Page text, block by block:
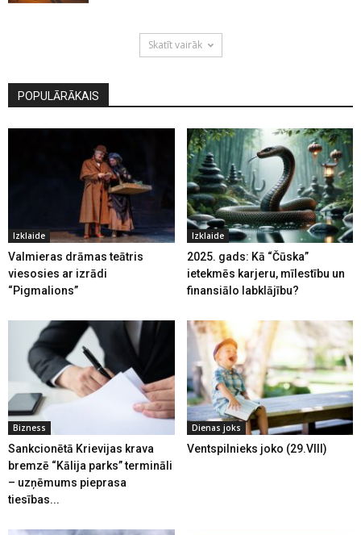
Skatīt vairāk
POPULĀRĀKAIS
Izklaide
Valmieras drāmas teātris
viesosies ar izrādi
“Pigmalions”
Izklaide
2025. gads: Kā “Čūska”
ietekmēs karjeru, mīlestību un
finansiālo labklājību?
Bizness
Sankcionētā Krievijas krava
bremzē “Kālija parks” termināli
– uzņēmums pieprasa
tiesības...
Dienas joks
Ventspilnieks joko (29.VIII)